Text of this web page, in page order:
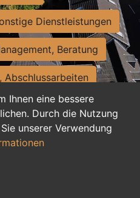
Ihnen eine bessere
Durch die Nutzung
unserer Verwendung
Dienstleistungen
Beratung
Abschlussarbeiten
Sekretariat
Ausbildung